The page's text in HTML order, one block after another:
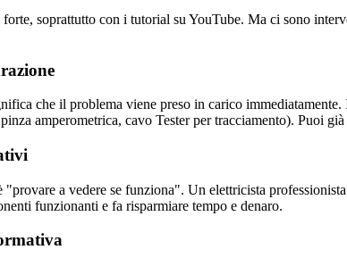
soprattutto con i tutorial su YouTube. Ma ci sono
che il problema viene preso in carico
amperometrica, cavo Tester per tracciamento). Puoi
a vedere se funziona". Un elettricista
funzionanti e fa risparmiare tempo e denaro.